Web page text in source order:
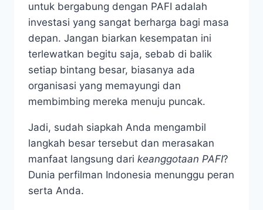
untuk bergabung dengan PAFI adalah
investasi yang sangat berharga bagi masa
depan. Jangan biarkan kesempatan ini
terlewatkan begitu saja, sebab di balik
setiap bintang besar, biasanya ada
organisasi yang memayungi dan
membimbing mereka menuju puncak.
Jadi, sudah siapkah Anda mengambil
langkah besar tersebut dan merasakan
manfaat langsung dari keanggotaan PAFI?
Dunia perfilman Indonesia menunggu peran
serta Anda.